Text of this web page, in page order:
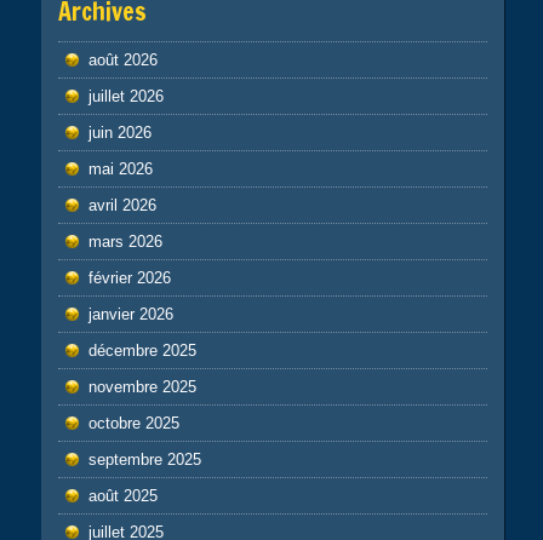
Archives
août 2026
juillet 2026
juin 2026
mai 2026
avril 2026
mars 2026
février 2026
janvier 2026
décembre 2025
novembre 2025
octobre 2025
septembre 2025
août 2025
juillet 2025